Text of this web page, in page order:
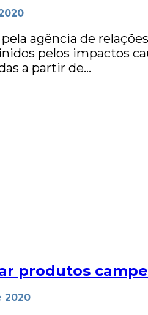
agência de
pelos impactos
a partir de…
produtos
2020